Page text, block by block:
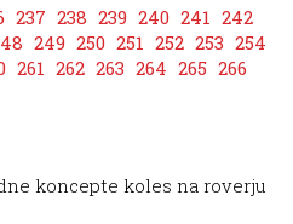
237 238 239 240 241 242
249 250 251 252 253 254
261 262 263 264 265 266
koncepte koles na roverju